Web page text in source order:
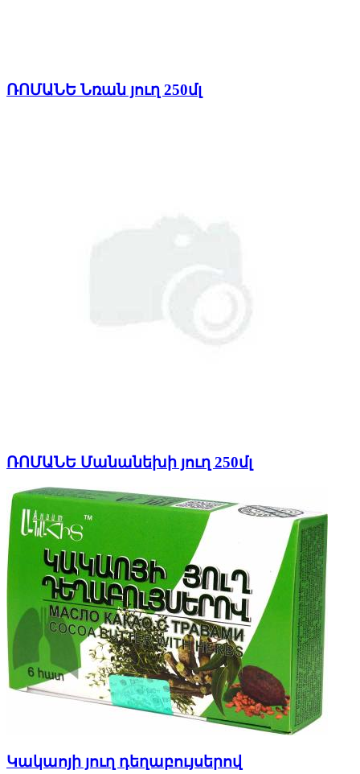
ՌՈՄԱՆԵ Նռան յուղ 250մլ
ՌՈՄԱՆԵ Մանանեխի յուղ 250մլ
Կակաոյի յուղ դեղաբույսերով